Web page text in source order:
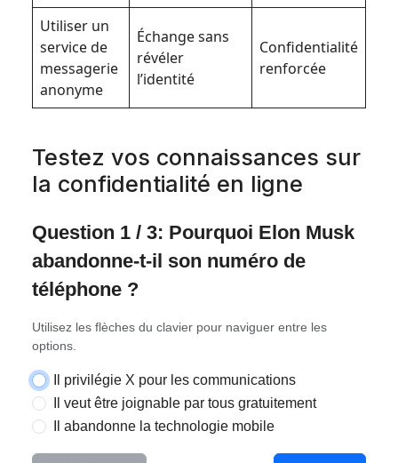
Utiliser un
service de
messagerie
anonyme
Échange sans
révéler
l’identité
Confidentialité
renforcée
Testez vos connaissances sur
la confidentialité en ligne
Question 1 / 3: Pourquoi Elon Musk
abandonne-t-il son numéro de
téléphone ?
Utilisez les flèches du clavier pour naviguer entre les
options.
Il privilégie X pour les communications
Il veut être joignable par tous gratuitement
Il abandonne la technologie mobile